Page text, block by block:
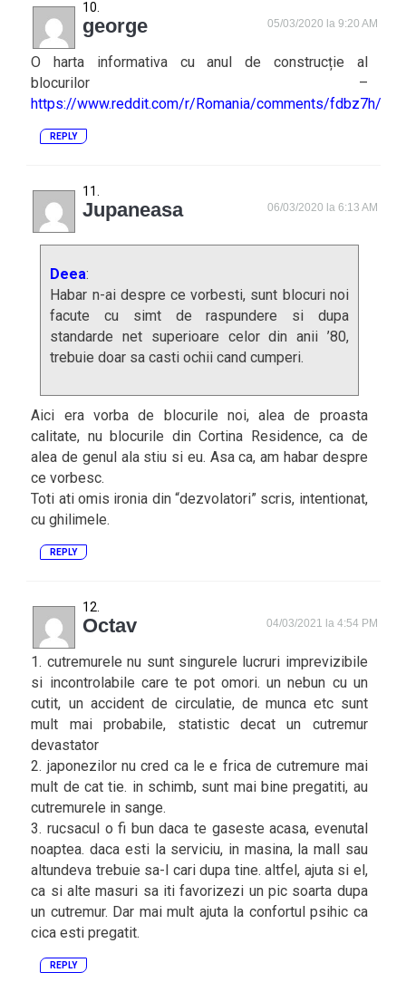
george 05/03/2020 la 9:20 AM
O harta informativa cu anul de construcție al
blocurilor –
https://www.reddit.com/r/Romania/comments/fdbz7h/
REPLY
Jupaneasa 06/03/2020 la 6:13 AM
Deea:
Habar n-ai despre ce vorbesti, sunt blocuri noi
facute cu simt de raspundere si dupa
standarde net superioare celor din anii ’80,
trebuie doar sa casti ochii cand cumperi.
Aici era vorba de blocurile noi, alea de proasta
calitate, nu blocurile din Cortina Residence, ca de
alea de genul ala stiu si eu. Asa ca, am habar despre
ce vorbesc.
Toti ati omis ironia din “dezvolatori” scris, intentionat,
cu ghilimele.
REPLY
Octav 04/03/2021 la 4:54 PM
1. cutremurele nu sunt singurele lucruri imprevizibile
si incontrolabile care te pot omori. un nebun cu un
cutit, un accident de circulatie, de munca etc sunt
mult mai probabile, statistic decat un cutremur
devastator
2. japonezilor nu cred ca le e frica de cutremure mai
mult de cat tie. in schimb, sunt mai bine pregatiti, au
cutremurele in sange.
3. rucsacul o fi bun daca te gaseste acasa, evenutal
noaptea. daca esti la serviciu, in masina, la mall sau
altundeva trebuie sa-l cari dupa tine. altfel, ajuta si el,
ca si alte masuri sa iti favorizezi un pic soarta dupa
un cutremur. Dar mai mult ajuta la confortul psihic ca
cica esti pregatit.
REPLY